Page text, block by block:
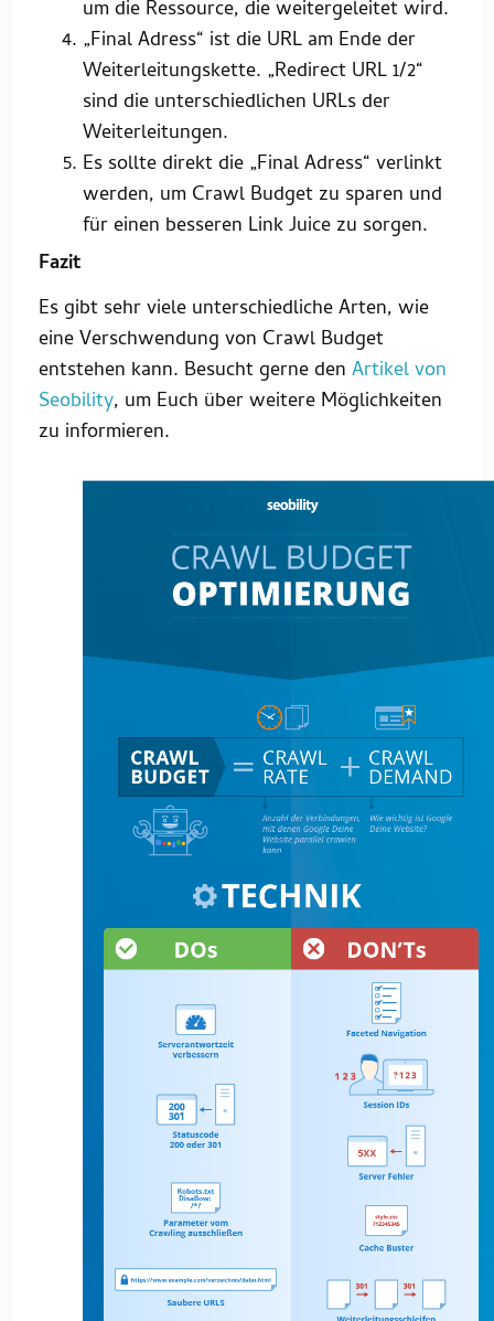
um die Ressource, die weitergeleitet wird.
„Final Adress“ ist die URL am Ende der
Weiterleitungskette. „Redirect URL 1/2“
sind die unterschiedlichen URLs der
Weiterleitungen.
Es sollte direkt die „Final Adress“ verlinkt
werden, um Crawl Budget zu sparen und
für einen besseren Link Juice zu sorgen.
Fazit
Es gibt sehr viele unterschiedliche Arten, wie
eine Verschwendung von Crawl Budget
entstehen kann. Besucht gerne den Artikel von
Seobility, um Euch über weitere Möglichkeiten
zu informieren.